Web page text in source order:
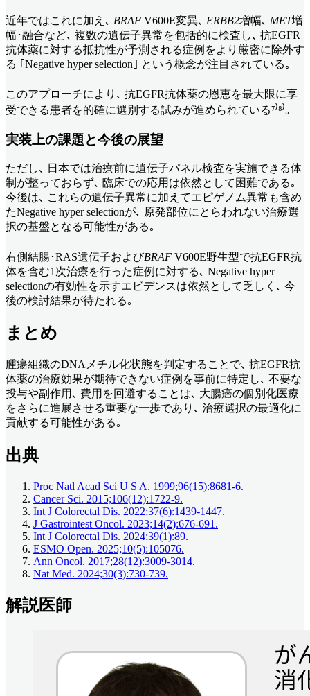
近年ではこれに加え､ BRAF V600E変異､ ERBB2増幅､ MET増
幅･融合など､ 複数の遺伝子異常を包括的に検査し､ 抗EGFR
抗体薬に対する抵抗性が予測される症例をより厳密に除外す
る ｢Negative hyper selection｣ という概念が注目されている｡
このアプローチにより､ 抗EGFR抗体薬の恩恵を最大限に享
受できる患者を的確に選別する試みが進められている⁷⁾⁸⁾｡
実装上の課題と今後の展望
ただし､ 日本では治療前に遺伝子パネル検査を実施できる体
制が整っておらず､ 臨床での応用は依然として困難である｡
今後は､ これらの遺伝子異常に加えてエピゲノム異常も含め
たNegative hyper selectionが､ 原発部位にとらわれない治療選
択の基盤となる可能性がある｡
右側結腸･RAS遺伝子およびBRAF V600E野生型で抗EGFR抗
体を含む1次治療を行った症例に対する､ Negative hyper
selectionの有効性を示すエビデンスは依然として乏しく､ 今
後の検討結果が待たれる｡
まとめ
腫瘍組織のDNAメチル化状態を判定することで､ 抗EGFR抗
体薬の治療効果が期待できない症例を事前に特定し､ 不要な
投与や副作用､ 費用を回避することは､ 大腸癌の個別化医療
をさらに進展させる重要な一歩であり､ 治療選択の最適化に
貢献する可能性がある｡
出典
Proc Natl Acad Sci U S A. 1999;96(15):8681-6.
Cancer Sci. 2015;106(12):1722-9.
Int J Colorectal Dis. 2022;37(6):1439-1447.
J Gastrointest Oncol. 2023;14(2):676-691.
Int J Colorectal Dis. 2024;39(1):89.
ESMO Open. 2025;10(5):105076.
Ann Oncol. 2017;28(12):3009-3014.
Nat Med. 2024;30(3):730-739.
解説医師